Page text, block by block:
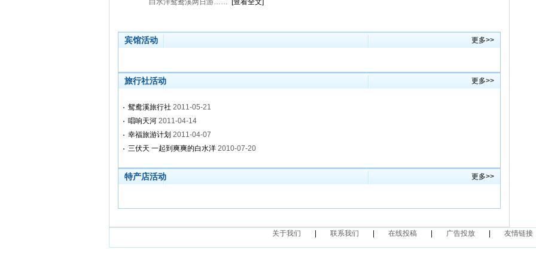
白水洋鸳鸯溪两日游…… [查看全文]
宾馆活动 更多>>
旅行社活动 更多>>
鸳鸯溪旅行社 2011-05-21
唱响天河 2011-04-14
幸福旅游计划 2011-04-07
三伏天 一起到爽爽的白水洋 2010-07-20
特产店活动 更多>>
关于我们 联系我们 在线投稿 广告投放 友情链接